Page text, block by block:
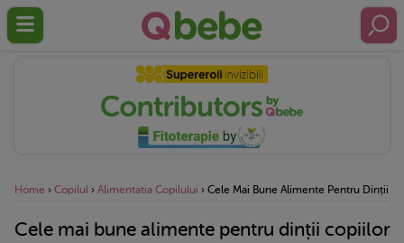
Home › Copilul › Alimentatia Copilului › Cele Mai Bune Alimente Pentru Dinții
Cele mai bune alimente pentru dinții copiilor